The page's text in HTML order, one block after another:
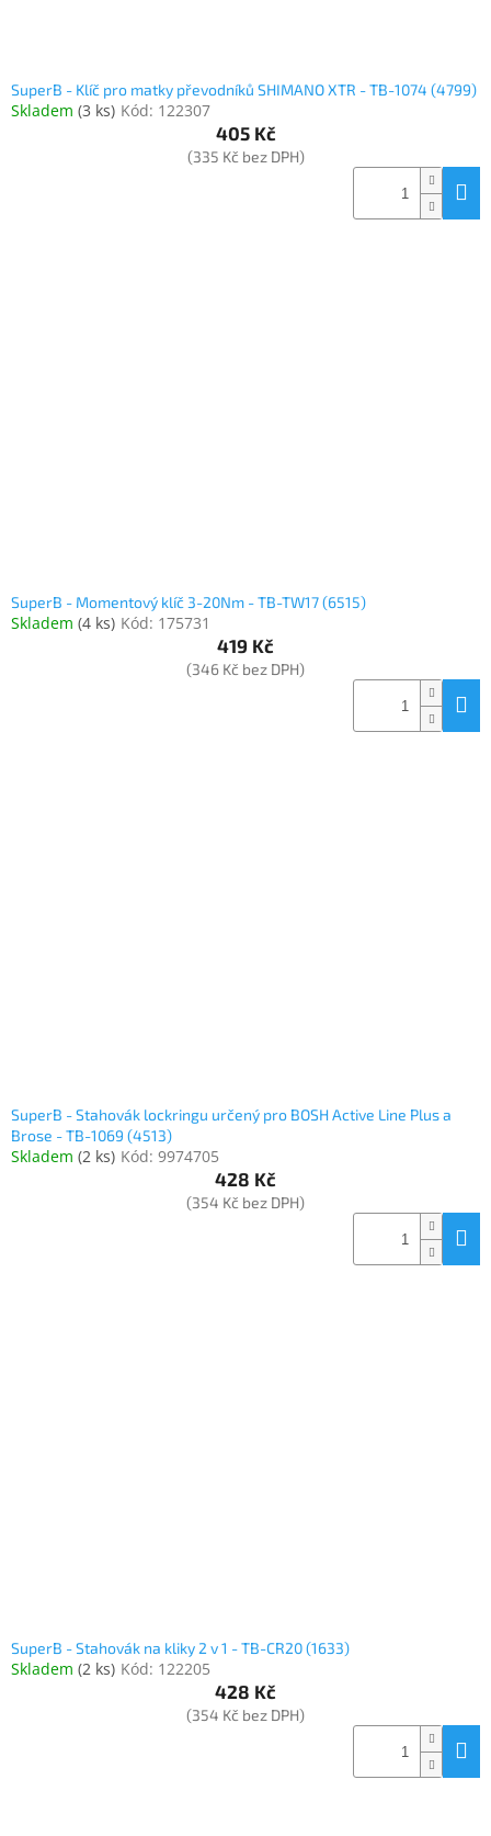
SuperB - Klíč pro matky převodníků SHIMANO XTR - TB-1074 (4799)
Skladem (3 ks) Kód: 122307
405 Kč
(335 Kč bez DPH)
SuperB - Momentový klíč 3-20Nm - TB-TW17 (6515)
Skladem (4 ks) Kód: 175731
419 Kč
(346 Kč bez DPH)
SuperB - Stahovák lockringu určený pro BOSH Active Line Plus a
Brose - TB-1069 (4513)
Skladem (2 ks) Kód: 9974705
428 Kč
(354 Kč bez DPH)
SuperB - Stahovák na kliky 2 v 1 - TB-CR20 (1633)
Skladem (2 ks) Kód: 122205
428 Kč
(354 Kč bez DPH)